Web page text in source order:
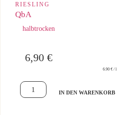
RIESLING
QbA
halbtrocken
6,90 €
6.90 € / l
IN DEN WARENKORB